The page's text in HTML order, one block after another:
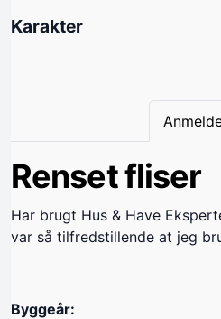
Karakter
Renset fliser
Har brugt Hus & Have
var så tilfredstillende at jeg
Byggeår: